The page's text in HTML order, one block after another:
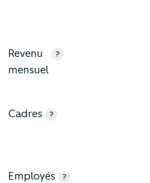
Revenu
mensuel
?
Cadres ?
Employés
?